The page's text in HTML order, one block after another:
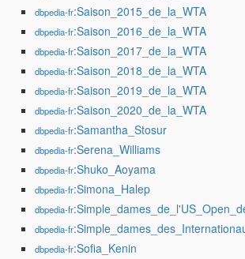
dbpedia-fr:Saison_2015_de_la_WTA
dbpedia-fr:Saison_2016_de_la_WTA
dbpedia-fr:Saison_2017_de_la_WTA
dbpedia-fr:Saison_2018_de_la_WTA
dbpedia-fr:Saison_2019_de_la_WTA
dbpedia-fr:Saison_2020_de_la_WTA
dbpedia-fr:Samantha_Stosur
dbpedia-fr:Serena_Williams
dbpedia-fr:Shuko_Aoyama
dbpedia-fr:Simona_Halep
dbpedia-fr
dbpedia-fr
dbpedia-fr:Sofia_Kenin